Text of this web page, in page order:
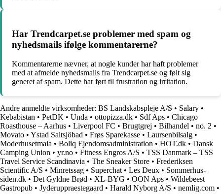
Har Trendcarpet.se problemer med spam og
nyhedsmails ifølge kommentarerne?
Kommentarerne nævner, at nogle kunder har haft problemer
med at afmelde nyhedsmails fra Trendcarpet.se og følt sig
generet af spam. Dette har ført til frustration og irritation.
Andre anmeldte virksomheder: BS Landskabspleje A/S • Salary •
Kebabistan • PetDK • Unda • ottopizza.dk • Sdf Aps • Chicago
Roasthouse – Aarhus • Liverpool FC • Brugtgrej • Bilhandel • no. 2 •
Movato • Ystad Saltsjöbad • Frøs Sparekasse • Laursenbilsalg •
Moderhusetmaia • Boliq Ejendomsadministration • HOT.dk • Dansk
Camping Union • yr.no • Fitness Engros A/S • TSS Danmark – TSS
Travel Service Scandinavia • The Sneaker Store • Frederiksen
Scientific A/S • Minretssag • Superchat • Les Deux • Sommerhus-
siden.dk • Det Gyldne Brød • XL-BYG • OON Aps • Wildebeest
Gastropub • Jyderuppraestegaard • Harald Nyborg A/S • nemlig.com •